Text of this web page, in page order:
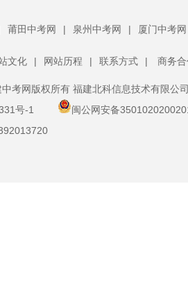
莆田中考网 | 泉州中考网 | 厦门中考网
文化 | 网站历程 | 联系方式 | 商务
考网版权所有 福建北科信息技术有限公
号-1
闽公网安备